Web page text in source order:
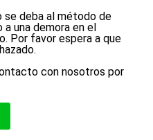
se deba al método de
una demora en el
Por favor espera a que
con nosotros por